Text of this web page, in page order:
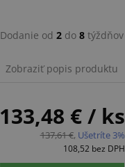
Dodanie od 2 do 8 týždňov
Zobraziť popis produktu
133,48 € / ks
137,61 €, Ušetríte 3%
108,52 bez DPH